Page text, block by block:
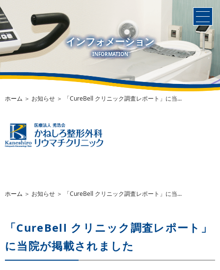
インフォメーション
INFORMATION
ホーム ＞ お知らせ ＞ 「CureBell クリニック調査レポート」に当...
ホーム ＞ お知らせ ＞ 「CureBell クリニック調査レポート」に当...
「CureBell クリニック調査レポート」
に当院が掲載されました